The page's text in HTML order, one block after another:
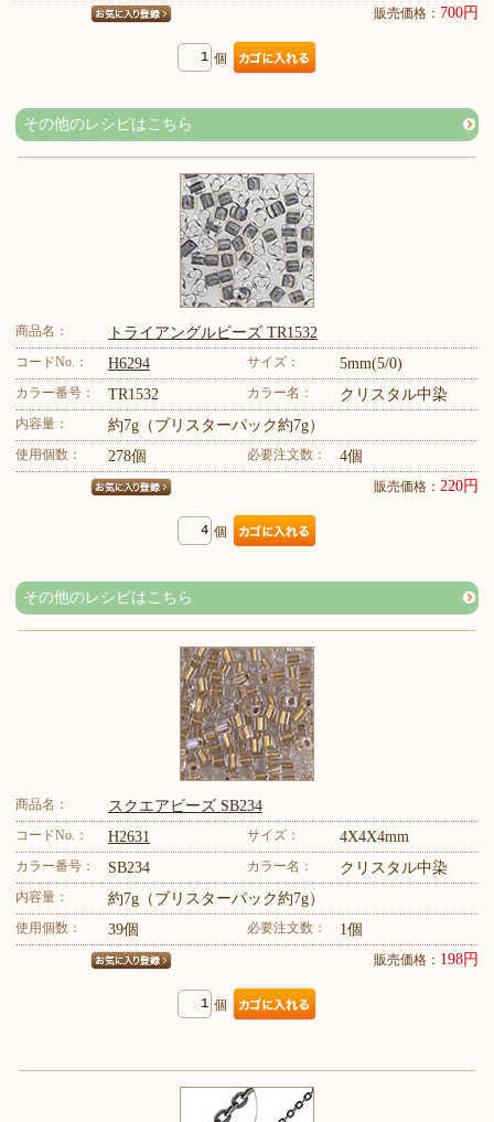
販売価格： 700円
個
その他のレシピはこちら
商品名： トライアングルビーズ TR1532
コードNo.： H6294 サイズ： 5mm(5/0)
カラー番号： TR1532 カラー名： クリスタル中染
内容量： 約7g（ブリスターパック約7g）
使用個数： 278個 必要注文数： 4個
販売価格： 220円
個
その他のレシピはこちら
商品名： スクエアビーズ SB234
コードNo.： H2631 サイズ： 4X4X4mm
カラー番号： SB234 カラー名： クリスタル中染
内容量： 約7g（ブリスターパック約7g）
使用個数： 39個 必要注文数： 1個
販売価格： 198円
個